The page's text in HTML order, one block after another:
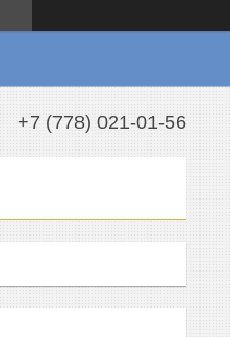
+7 (778) 021-01-56